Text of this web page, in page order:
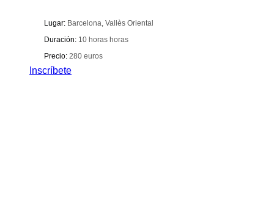
Lugar: Barcelona, Vallès Oriental
Duración: 10 horas horas
Precio: 280 euros
Inscríbete